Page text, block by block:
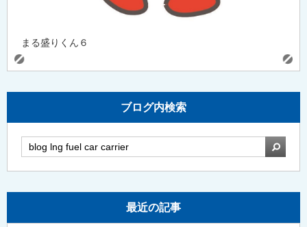
まる盛りくん６
ブログ内検索
検索
最近の記事